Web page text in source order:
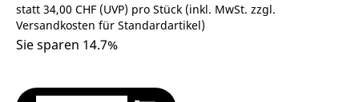
statt 34,00 CHF (UVP) pro Stück (inkl. MwSt. zzgl.
Versandkosten für Standardartikel)
Sie sparen 14.7%